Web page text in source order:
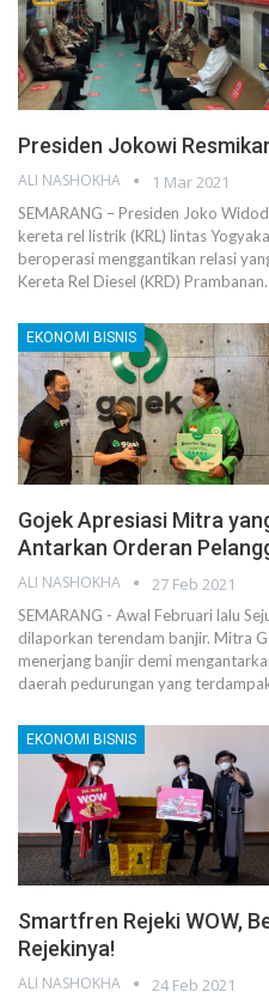
Presiden Jokowi
ALI NASHOKHA 1 Mar 2021
SEMARANG – Presiden Joko
kereta rel listrik (KRL) lintas
beroperasi menggantikan relasi
Kereta Rel Diesel (KRD)
EKONOMI BISNIS
Gojek Apresiasi Mitra
Antarkan Orderan
ALI NASHOKHA 27 Feb 2021
SEMARANG - Awal Februari lalu
dilaporkan terendam banjir. Mitra
menerjang banjir demi
daerah pedurungan yang
EKONOMI BISNIS
Smartfren Rejeki WOW,
Rejekinya!
ALI NASHOKHA 24 Feb 2021